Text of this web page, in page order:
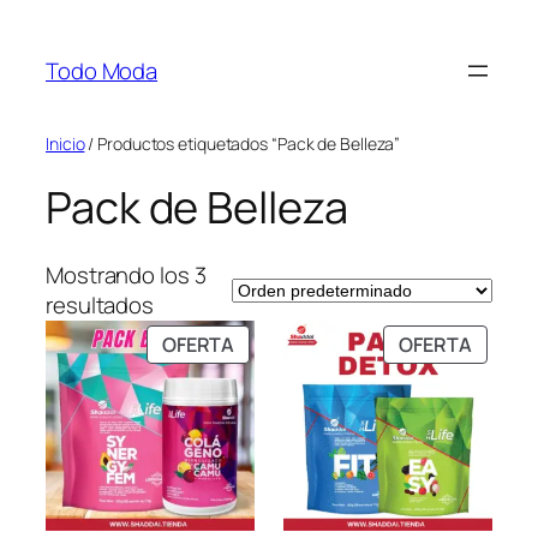
contenido
Todo Moda
Inicio/ Productos etiquetados “Pack de Belleza”
Pack de Belleza
Mostrando los 3
resultados
OFERTAPRODUCTO
EN
OFERTA
OFERTA
EN